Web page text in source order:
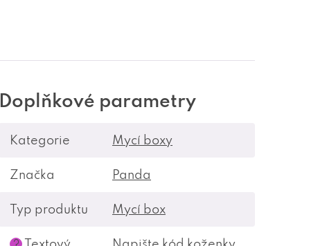
Doplňkové parametry
Kategorie Mycí boxy
Značka Panda
Typ produktu Mycí box